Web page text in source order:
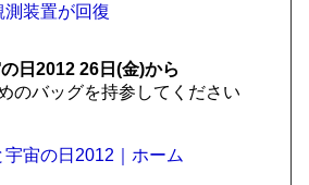
測装置が回復
日2012 26日(金)から
のバッグを持参してください
宇宙の日2012｜ホーム